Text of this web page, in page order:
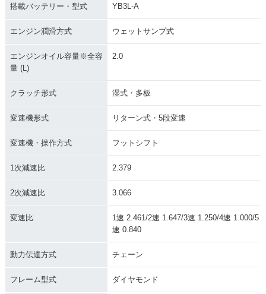
搭載バッテリー・型式 YB3L-A
エンジン潤滑方式 ウェットサンプ式
エンジンオイル容量※全容
量 (L)
2.0
クラッチ形式 湿式・多板
変速機形式 リターン式・5段変速
変速機・操作方式 フットシフト
1次減速比 2.379
2次減速比 3.066
変速比
1速 2.461/2速 1.647/3速 1.250/4速 1.000/5
速 0.840
動力伝達方式 チェーン
フレーム型式 ダイヤモンド